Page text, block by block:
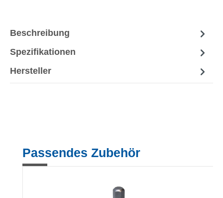
Beschreibung
Spezifikationen
Hersteller
Produktgalerie überspringen
Passendes Zubehör